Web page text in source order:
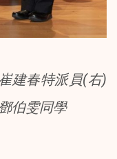
建春特派員(右)
伯雯同學